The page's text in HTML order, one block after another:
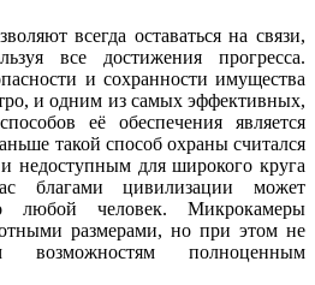
всегда оставаться на связи,
все достижения прогресса.
и сохранности имущества
и одним из самых эффективных,
её обеспечения является
такой способ охраны считался
недоступным для широкого круга
благами цивилизации может
любой человек. Микрокамеры
размерами, но при этом не
полноценным